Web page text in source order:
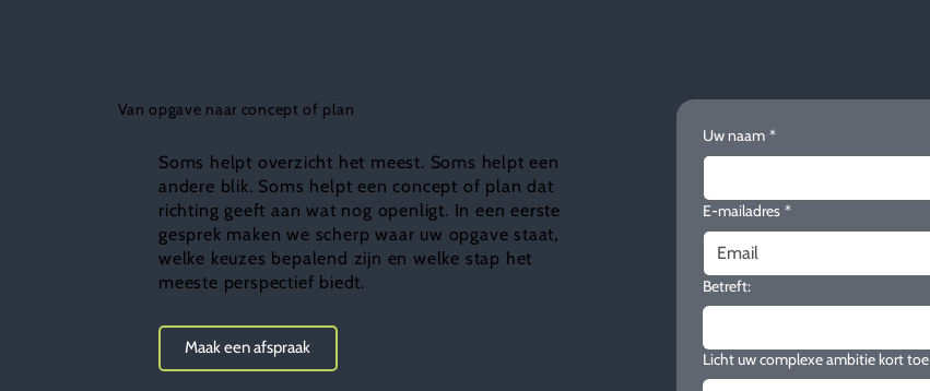
Van opgave naar concept of plan
Soms helpt overzicht het meest. Soms helpt een
andere blik. Soms helpt een concept of plan dat
richting geeft aan wat nog openligt. In een eerste
gesprek maken we scherp waar uw opgave staat,
welke keuzes bepalend zijn en welke stap het
meeste perspectief biedt.
Maak een afspraak
Uw naam *
E-mailadres *
Betreft:
Licht uw complexe ambitie kort toe